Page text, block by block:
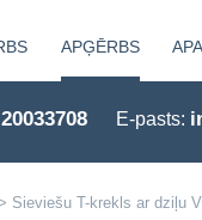
APĢĒRBS
E-pasts:
Sieviešu T-krekls ar dziļu